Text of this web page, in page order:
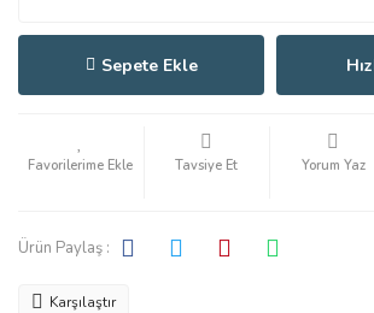
Sepete Ekle
Tavsiye Et Yorum Yaz
Ürün Paylaş :
Karşılaştır